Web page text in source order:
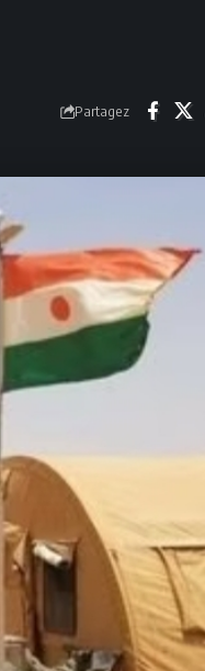
Partagez